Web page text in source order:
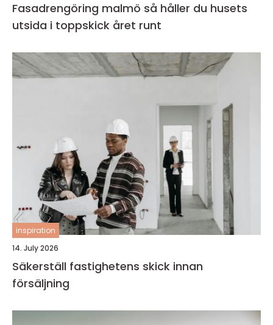
Fasadrengöring malmö så håller du husets
utsida i toppskick året runt
inspiration
14. July 2026
Säkerställ fastighetens skick innan
försäljning